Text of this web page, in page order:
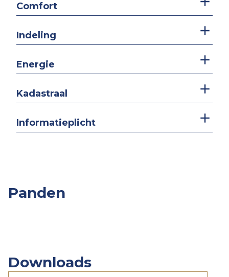
Comfort
Indeling
Energie
Kadastraal
Informatieplicht
Panden
Downloads